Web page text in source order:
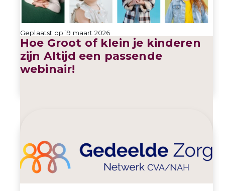
Geplaatst op 19 maart 2026
Hoe Groot of klein je kinderen
zijn Altijd een passende
webinair!